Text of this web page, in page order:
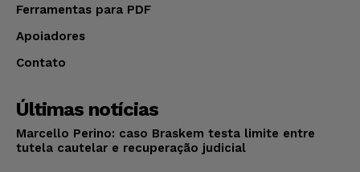
Ferramentas para PDF
Apoiadores
Contato
Últimas notícias
Marcello Perino: caso Braskem testa limite entre
tutela cautelar e recuperação judicial